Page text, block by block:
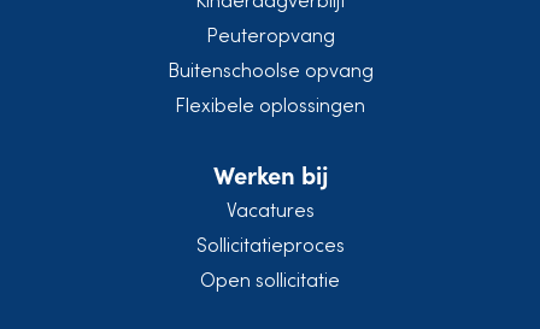
Peuteropvang
Buitenschoolse opvang
Flexibele oplossingen
Werken bij
Vacatures
Sollicitatieproces
Open sollicitatie